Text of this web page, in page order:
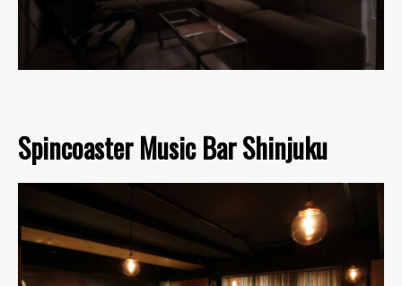
Spincoaster Music Bar Shinjuku